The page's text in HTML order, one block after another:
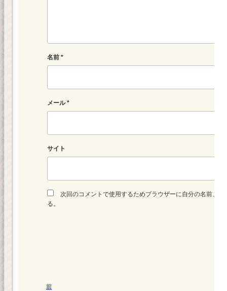
名前 *
メール*
サイト
次回のコメントで使用するためブラウザーに自分の名前、
る。
投
前
前